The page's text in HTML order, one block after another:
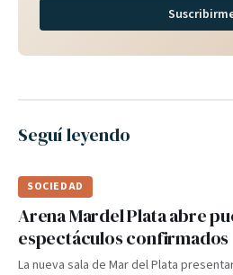
Seguí leyendo
SOCIEDAD
Arena Mardel Plata abre
espectáculos confirmados
La nueva sala de Mar del Plata